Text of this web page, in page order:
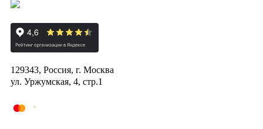
129343, Россия, г. Москва
ул. Уржумская, 4, стр.1